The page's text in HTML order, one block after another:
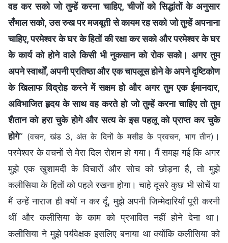
वह कर सको जो तुम्हें करना चाहिए, चीजों को सिद्धांतों के अनुसार
सँभाल सको, उस रुख पर मजबूती से कायम रह सको जो तुम्हें अपनाना
चाहिए, परमेश्वर के घर के हितों की रक्षा कर सको और परमेश्वर के घर
के कार्य को होने वाले किसी भी नुकसान को रोक सको। अगर तुम
अपने स्वार्थों, अपनी प्रतिष्ठा और एक चापलूस होने के अपने दृष्टिकोण
के खिलाफ विद्रोह करने में सक्षम हो और अगर तुम एक ईमानदार,
अविभाजित हृदय के साथ वह करते हो जो तुम्हें करना चाहिए तो तुम
शैतान को हरा चुके होगे और सत्य के इस पहलू को प्राप्त कर चुके
होगे” (वचन, खंड 3, अंत के दिनों के मसीह के प्रवचन, भाग तीन) ।
परमेश्वर के वचनों से मेरा दिल रोशन हो गया। मैं समझ गई कि अगर
मुझे एक खुशामदी के विचारों और सोच को छोड़ना है, तो मुझे
कलीसिया के हितों को पहले रखना होगा। चाहे दूसरे कुछ भी सोचें या
मैं उन्हें नाराज ही क्यों न कर दूँ, मुझे अपनी जिम्मेदारियाँ पूरी करनी
थीं और कलीसिया के काम को प्रभावित नहीं होने देना था।
कलीसिया ने मुझे पर्यवेक्षक इसलिए बनाया था क्योंकि कलीसिया को